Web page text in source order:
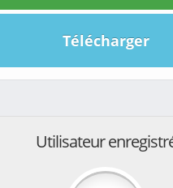
Télécharger
Utilisateur